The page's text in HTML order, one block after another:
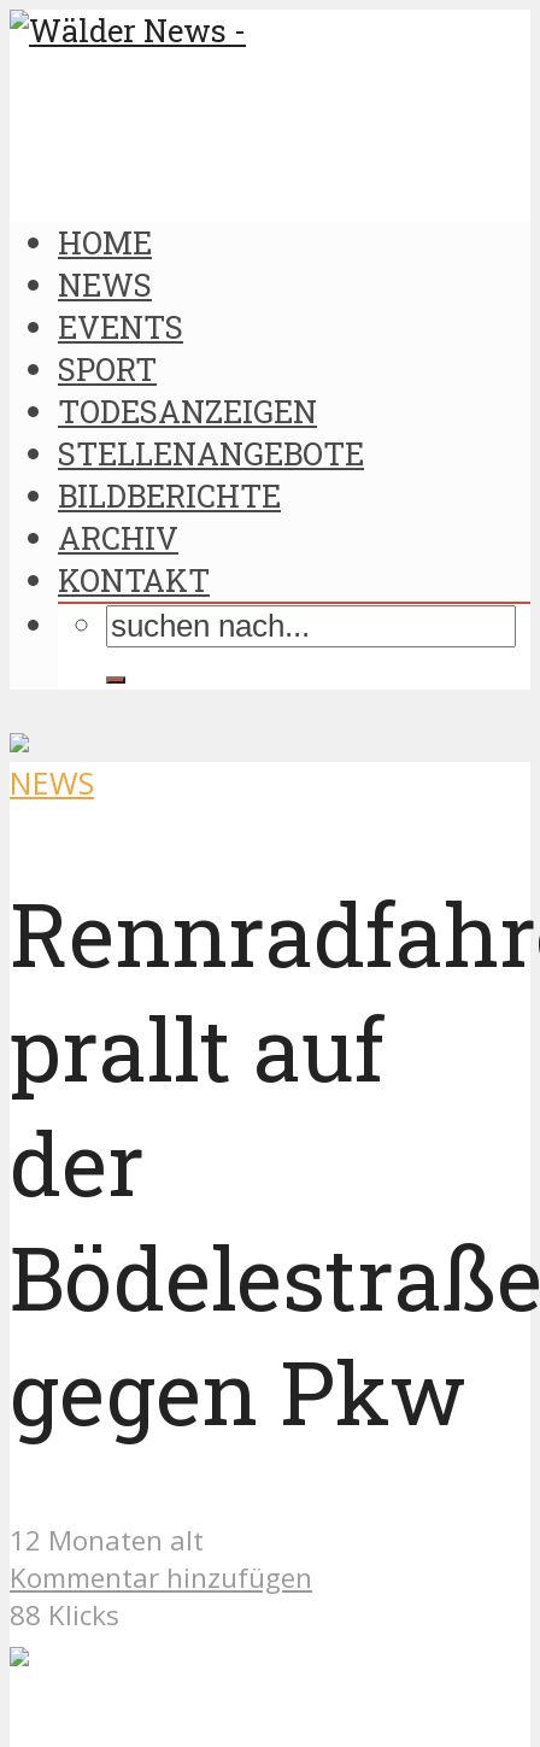
HOME
NEWS
EVENTS
SPORT
TODESANZEIGEN
STELLENANGEBOTE
BILDBERICHTE
ARCHIV
KONTAKT
NEWS
prallt auf
der
gegen Pkw
12 Monaten alt
Kommentar hinzufügen
88 Klicks